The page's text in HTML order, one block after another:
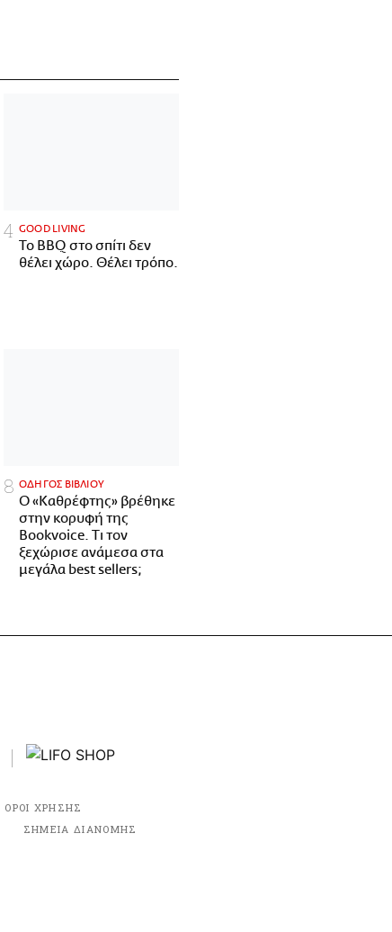
GOOD LIVING
Το BBQ στο σπίτι δεν
θέλει χώρο. Θέλει τρόπο.
ΟΔΗΓΟΣ ΒΙΒΛΙΟΥ
Ο «Καθρέφτης» βρέθηκε
στην κορυφή της
Bookvoice. Τι τον
ξεχώρισε ανάμεσα στα
μεγάλα best sellers;
ΟΡΟΙ ΧΡΗΣΗΣ
ΣΗΜΕΙΑ ΔΙΑΝΟΜΗΣ